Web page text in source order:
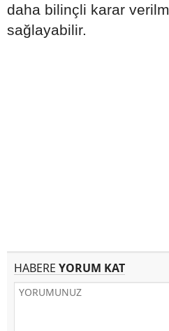
daha bilinçli karar
sağlayabilir.
HABERE YORUM KAT